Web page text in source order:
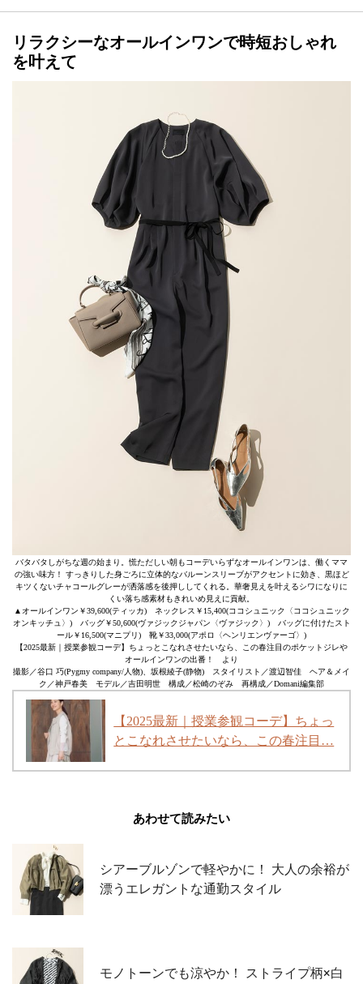
リラクシーなオールインワンで時短おしゃれ
を叶えて
バタバタしがちな週の始まり。慌ただしい朝もコーデいらずなオールインワンは、働くママ
の強い味方！ すっきりした身ごろに立体的なバルーンスリーブがアクセントに効き、黒ほど
キツくないチャコールグレーが洒落感を後押ししてくれる。華奢見えを叶えるシワになりに
くい落ち感素材もきれいめ見えに貢献。
▲オールインワン￥39,600(ティッカ) ネックレス￥15,400(ココシュニック〈ココシュニック
オンキッチュ〉) バッグ￥50,600(ヴァジックジャパン〈ヴァジック〉) バッグに付けたスト
ール￥16,500(マニプリ) 靴￥33,000(アポロ〈ヘンリエンヴァーゴ〉)
【2025最新｜授業参観コーデ】ちょっとこなれさせたいなら、この春注目のポケットジレや
オールインワンの出番！ より
撮影／谷口 巧(Pygmy company/人物)、坂根綾子(静物) スタイリスト／渡辺智佳 ヘア＆メイ
ク／神戸春美 モデル／吉田明世 構成／松崎のぞみ 再構成／Domani編集部
【2025最新｜授業参観コーデ】ちょっ
とこなれさせたいなら、この春注目…
あわせて読みたい
シアーブルゾンで軽やかに！ 大人の余裕が
漂うエレガントな通勤スタイル
モノトーンでも涼やか！ ストライプ柄×白